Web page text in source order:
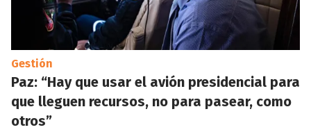
Gestión
Paz: “Hay que usar el avión presidencial para
que lleguen recursos, no para pasear, como
otros”